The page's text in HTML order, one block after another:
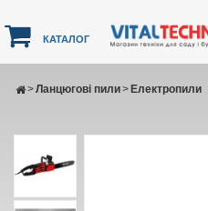
КАТАЛОГ
Ланцюгові пили
> Електропили
>